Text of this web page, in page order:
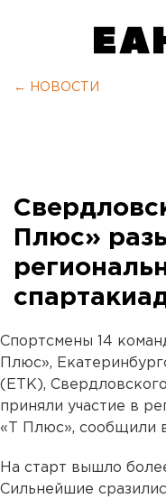
← НОВОСТИ
Плюс»
Спортсмены 14
Плюс»,
(ЕТК),
приняли участие в
«Т Плюс», сообщили
На старт вышло
Сильнейшие